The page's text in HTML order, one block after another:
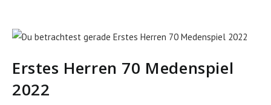
Erstes Herren 70 Medenspiel
2022